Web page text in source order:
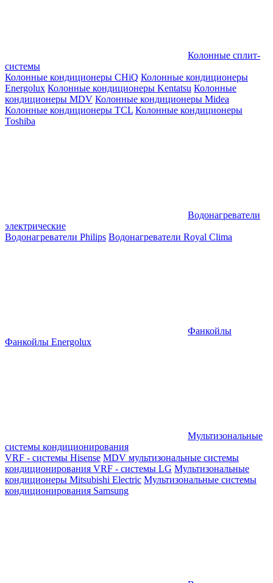
Колонные сплит-
системы
Колонные кондиционеры CHiQ Колонные кондиционеры
Energolux Колонные кондиционеры Kentatsu Колонные
кондиционеры MDV Колонные кондиционеры Midea
Колонные кондиционеры TCL Колонные кондиционеры
Toshiba
Водонагреватели
электрические
Водонагреватели Philips Водонагреватели Royal Clima
Фанкойлы
Фанкойлы Energolux
Мультизональные
системы кондиционирования
VRF - системы Hisense MDV мультизональные системы
кондиционирования VRF - системы LG Мультизональные
кондиционеры Mitsubishi Electric Мультизональные системы
кондиционирования Samsung